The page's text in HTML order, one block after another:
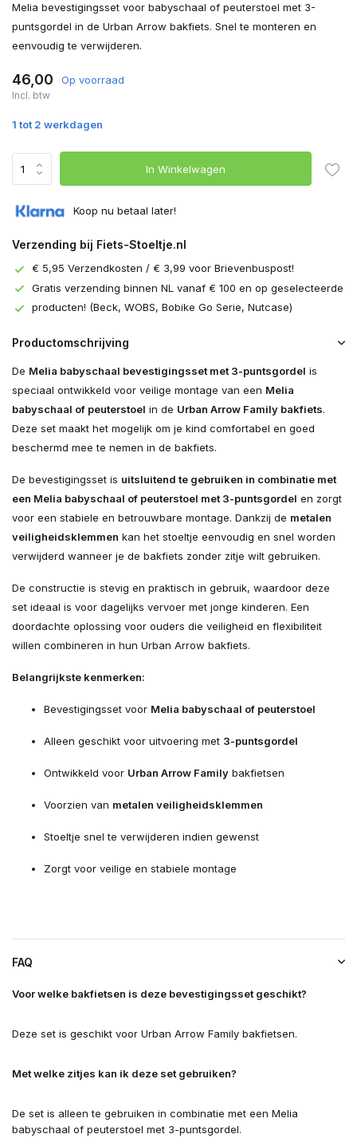
Melia bevestigingsset voor babyschaal of peuterstoel met 3-
puntsgordel in de Urban Arrow bakfiets. Snel te monteren en
eenvoudig te verwijderen.
46,00 Op voorraad
Incl. btw
1 tot 2 werkdagen
In Winkelwagen
Koop nu betaal later!
Verzending bij Fiets-Stoeltje.nl
€ 5,95 Verzendkosten / € 3,99 voor Brievenbuspost!
Gratis verzending binnen NL vanaf € 100 en op geselecteerde
producten! (Beck, WOBS, Bobike Go Serie, Nutcase)
Productomschrijving
De Melia babyschaal bevestigingsset met 3-puntsgordel is
speciaal ontwikkeld voor veilige montage van een Melia
babyschaal of peuterstoel in de Urban Arrow Family bakfiets.
Deze set maakt het mogelijk om je kind comfortabel en goed
beschermd mee te nemen in de bakfiets.
De bevestigingsset is uitsluitend te gebruiken in combinatie met
een Melia babyschaal of peuterstoel met 3-puntsgordel en zorgt
voor een stabiele en betrouwbare montage. Dankzij de metalen
veiligheidsklemmen kan het stoeltje eenvoudig en snel worden
verwijderd wanneer je de bakfiets zonder zitje wilt gebruiken.
De constructie is stevig en praktisch in gebruik, waardoor deze
set ideaal is voor dagelijks vervoer met jonge kinderen. Een
doordachte oplossing voor ouders die veiligheid en flexibiliteit
willen combineren in hun Urban Arrow bakfiets.
Belangrijkste kenmerken:
Bevestigingsset voor Melia babyschaal of peuterstoel
Alleen geschikt voor uitvoering met 3-puntsgordel
Ontwikkeld voor Urban Arrow Family bakfietsen
Voorzien van metalen veiligheidsklemmen
Stoeltje snel te verwijderen indien gewenst
Zorgt voor veilige en stabiele montage
FAQ
Voor welke bakfietsen is deze bevestigingsset geschikt?
Deze set is geschikt voor Urban Arrow Family bakfietsen.
Met welke zitjes kan ik deze set gebruiken?
De set is alleen te gebruiken in combinatie met een Melia
babyschaal of peuterstoel met 3-puntsgordel.